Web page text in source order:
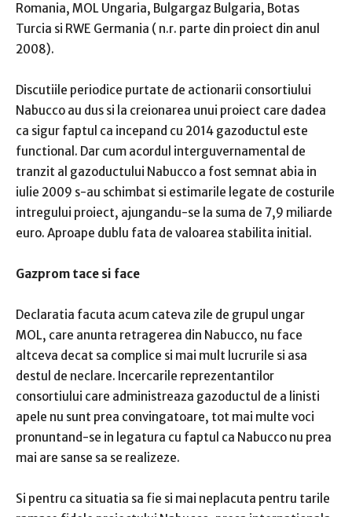
Romania, MOL Ungaria, Bulgargaz Bulgaria, Botas
Turcia si RWE Germania ( n.r. parte din proiect din anul
2008).
Discutiile periodice purtate de actionarii consortiului
Nabucco au dus si la creionarea unui proiect care dadea
ca sigur faptul ca incepand cu 2014 gazoductul este
functional. Dar cum acordul interguvernamental de
tranzit al gazoductului Nabucco a fost semnat abia in
iulie 2009 s-au schimbat si estimarile legate de costurile
intregului proiect, ajungandu-se la suma de 7,9 miliarde
euro. Aproape dublu fata de valoarea stabilita initial.
Gazprom tace si face
Declaratia facuta acum cateva zile de grupul ungar
MOL, care anunta retragerea din Nabucco, nu face
altceva decat sa complice si mai mult lucrurile si asa
destul de neclare. Incercarile reprezentantilor
consortiului care administreaza gazoductul de a linisti
apele nu sunt prea convingatoare, tot mai multe voci
pronuntand-se in legatura cu faptul ca Nabucco nu prea
mai are sanse sa se realizeze.
Si pentru ca situatia sa fie si mai neplacuta pentru tarile